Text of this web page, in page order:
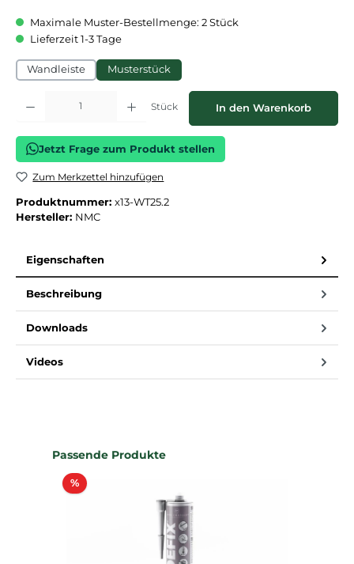
Maximale Muster-Bestellmenge: 2 Stück
Lieferzeit 1-3 Tage
Wandleiste Musterstück
Produkt Anzahl: Gib den gewünschten Wert ein oder benutze die
Stück In den Warenkorb
Jetzt Frage zum Produkt stellen
Zum Merkzettel hinzufügen
Produktnummer: x13-WT25.2
Hersteller: NMC
Eigenschaften
Beschreibung
Downloads
Videos
Produktgalerie überspringen
Passende Produkte
%Rabatt